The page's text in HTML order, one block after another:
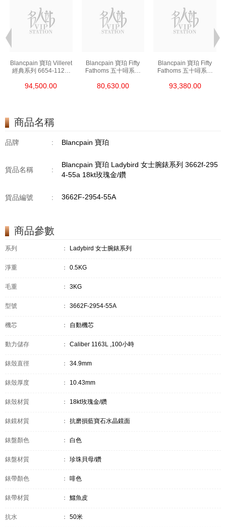
Blancpain 寶珀 Villeret
經典系列 6654-1127-
94,500.00
Blancpain 寶珀 Fifty
Fathoms 五十噚系列
80,630.00
Blancpain 寶珀 Fifty
Fathoms 五十噚系列
93,380.00
商品名稱
品牌 : Blancpain 寶珀
貨品名稱 :
Blancpain 寶珀 Ladybird 女士腕錶系列 3662f-295
4-55a 18kt玫瑰金/鑽
貨品編號 : 3662F-2954-55A
商品參數
系列 ： Ladybird 女士腕錶系列
淨重 ： 0.5KG
毛重 ： 3KG
型號 ： 3662F-2954-55A
機芯 ： 自動機芯
動力儲存 ： Caliber 1163L ,100小時
錶殼直徑 ： 34.9mm
錶殼厚度 ： 10.43mm
錶殼材質 ： 18kt玫瑰金/鑽
錶鏡材質 ： 抗磨損藍寶石水晶鏡面
錶盤顏色 ： 白色
錶盤材質 ： 珍珠貝母/鑽
錶帶顏色 ： 啡色
錶帶材質 ： 鱷魚皮
抗水 ： 50米